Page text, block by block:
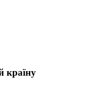
країну